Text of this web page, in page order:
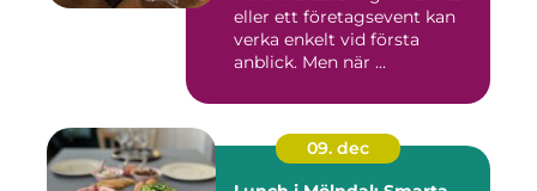
eller ett företagsevent kan
verka enkelt vid första
anblick. Men när ...
09. dec